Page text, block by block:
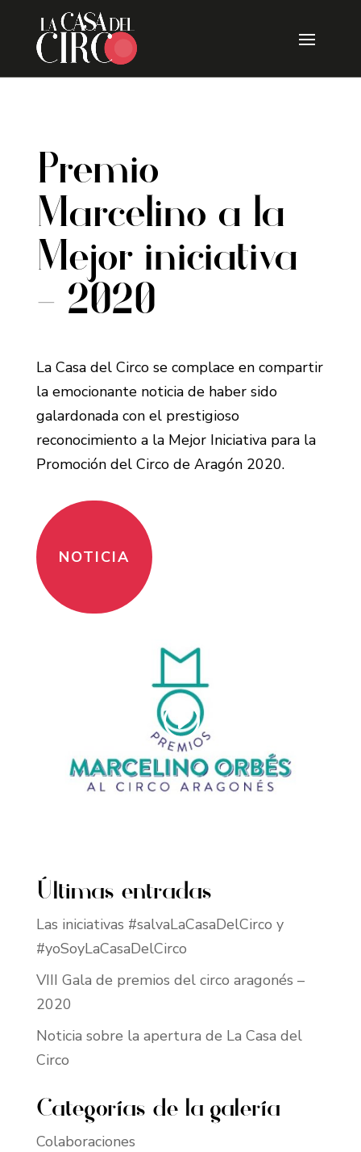
content
Premio
Marcelino a la
Mejor iniciativa
– 2020
La Casa del Circo se complace en compartir
la emocionante noticia de haber sido
galardonada con el prestigioso
reconocimiento a la Mejor Iniciativa para la
Promoción del Circo de Aragón 2020.
NOTICIA
Últimas entradas
Las iniciativas #salvaLaCasaDelCirco y
#yoSoyLaCasaDelCirco
VIII Gala de premios del circo aragonés –
2020
Noticia sobre la apertura de La Casa del
Circo
Categorías de la galería
Colaboraciones